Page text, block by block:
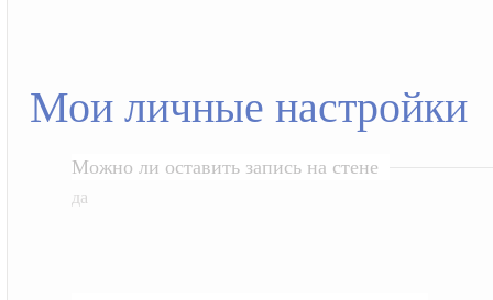
Мои личные настройки
Можно ли оставить запись на стене
да